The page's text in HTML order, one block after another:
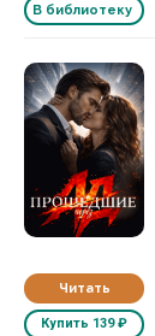
В библиотеку
Читать
Купить 139 ₽